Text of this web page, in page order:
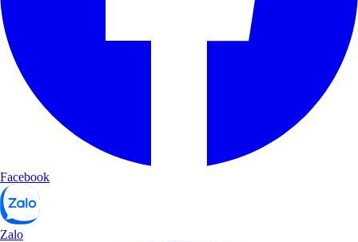
Facebook
Zalo